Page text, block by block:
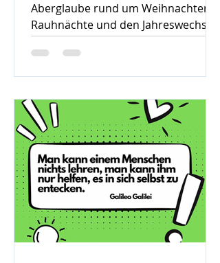
Aberglaube rund um Weihnachten,
Rauhnächte und den Jahreswechsel
– warum früher vieles verboten war
und was davon bis heute geblieben
ist.